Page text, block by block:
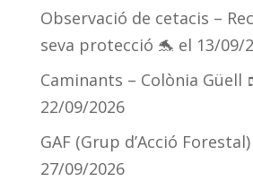
Observació de cetacis –
seva protecció 🐬 el 13/09/
Caminants – Colònia Güell
22/09/2026
GAF (Grup d’Acció Forestal)
27/09/2026